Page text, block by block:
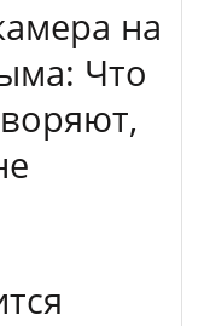
на
Что